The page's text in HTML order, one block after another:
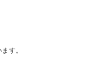
す。